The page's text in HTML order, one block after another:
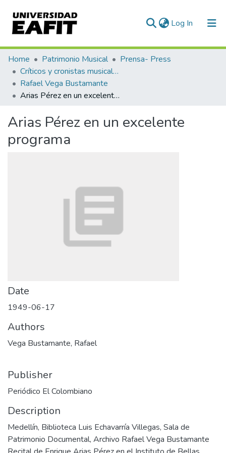
Log In (current)
Communities & Collections
All of DSpace
Statistics
Home Patrimonio Musical
Prensa- Press
Críticos y cronistas musicales
Rafael Vega Bustamante
Arias Pérez en un excelente programa
Arias Pérez en un excelente
programa
Date
1949-06-17
Authors
Vega Bustamante, Rafael
Publisher
Periódico El Colombiano
Description
Medellín, Biblioteca Luis Echavarría Villegas, Sala de
Patrimonio Documental, Archivo Rafael Vega Bustamante